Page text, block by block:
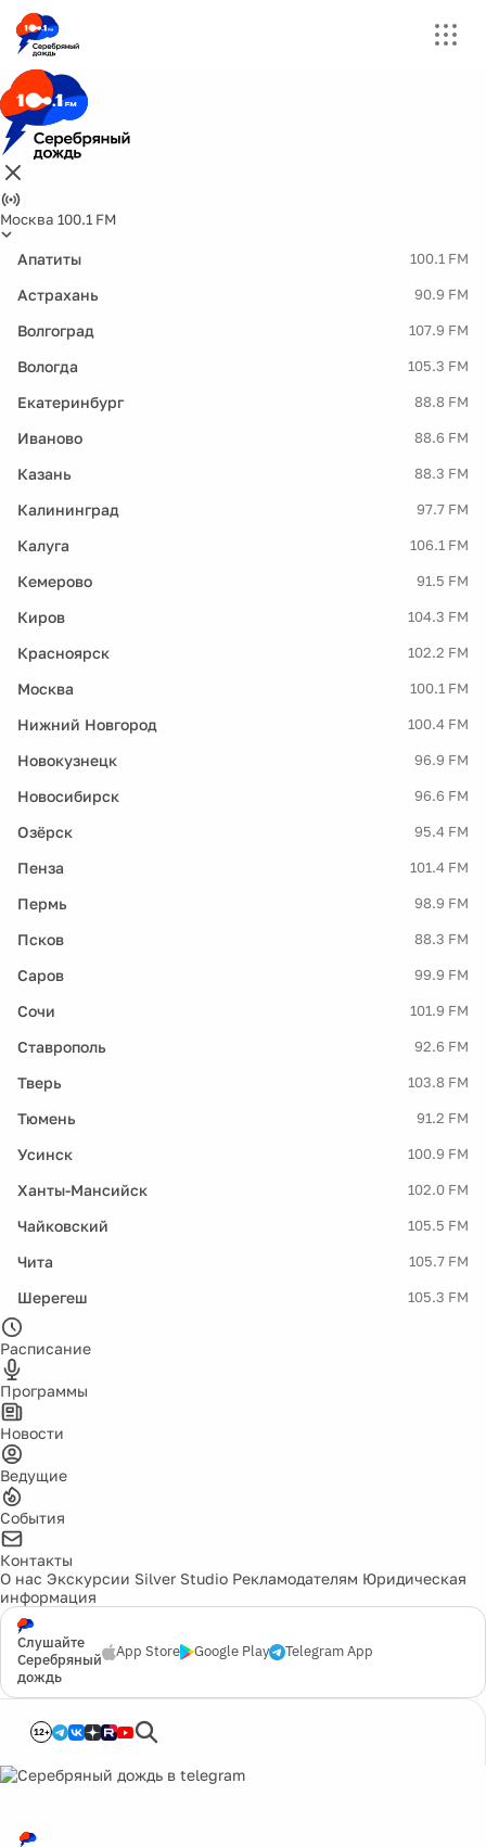
Москва 100.1 FM
Апатиты 100.1 FM
Астрахань 90.9 FM
Волгоград 107.9 FM
Вологда 105.3 FM
Екатеринбург 88.8 FM
Иваново 88.6 FM
Казань 88.3 FM
Калининград 97.7 FM
Калуга 106.1 FM
Кемерово 91.5 FM
Киров 104.3 FM
Красноярск 102.2 FM
Москва 100.1 FM
Нижний Новгород 100.4 FM
Новокузнецк 96.9 FM
Новосибирск 96.6 FM
Озёрск 95.4 FM
Пенза 101.4 FM
Пермь 98.9 FM
Псков 88.3 FM
Саров 99.9 FM
Сочи 101.9 FM
Ставрополь 92.6 FM
Тверь 103.8 FM
Тюмень 91.2 FM
Усинск 100.9 FM
Ханты-Мансийск 102.0 FM
Чайковский 105.5 FM
Чита 105.7 FM
Шерегеш 105.3 FM
Расписание
Программы
Новости
Ведущие
События
Контакты
О нас Экскурсии Silver Studio Рекламодателям Юридическая
информация
Слушайте
Серебряный
дождь
App Store Google Play Telegram App
12+